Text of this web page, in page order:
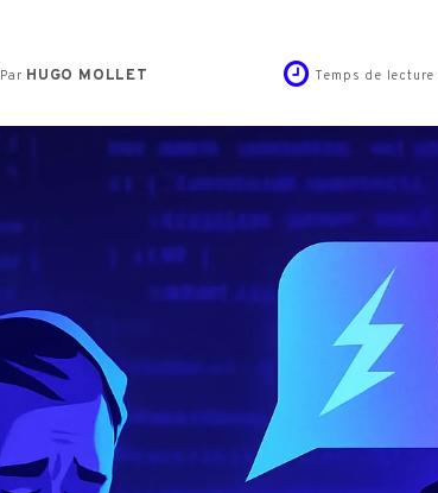
Par HUGO MOLLET Temps de lecture